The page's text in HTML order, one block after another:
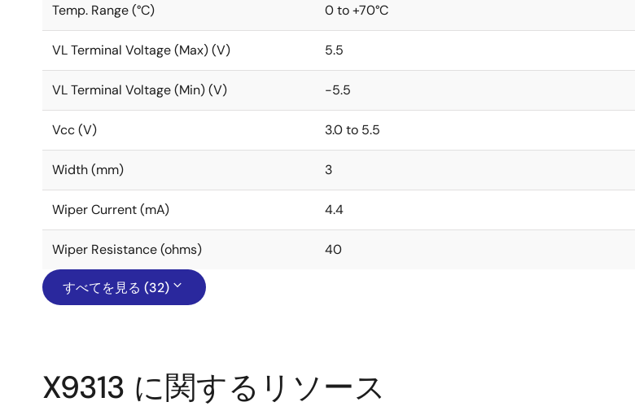
Temp. Range (°C) 0 to +70°C
VL Terminal Voltage (Max) (V) 5.5
VL Terminal Voltage (Min) (V) -5.5
Vcc (V) 3.0 to 5.5
Width (mm) 3
Wiper Current (mA) 4.4
Wiper Resistance (ohms) 40
すべてを見る (32)
X9313 に関するリソース